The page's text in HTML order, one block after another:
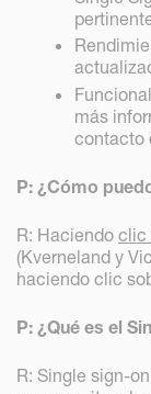
más
contacto
P: ¿Cómo
R: Haciendo clic
(Kverneland y
haciendo clic
P: ¿Qué es el
R: Single sign-